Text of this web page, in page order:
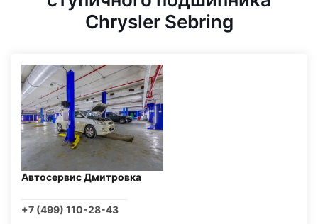
Chrysler Sebring
Автосервис Дмитровка
+7 (499) 110-28-43